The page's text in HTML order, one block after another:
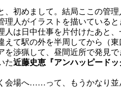
初めまして。結局ここの管理
理人がイラストを描いている
は日中仕事を片付けたあと、
て駅の外を半周してから（
を渉猟して、昼間近所で発見で
た近藤史恵『アンハッピード
場へ……って、もうかなり並